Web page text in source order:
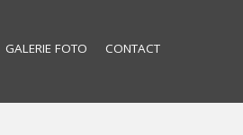
GALERIE FOTO CONTACT